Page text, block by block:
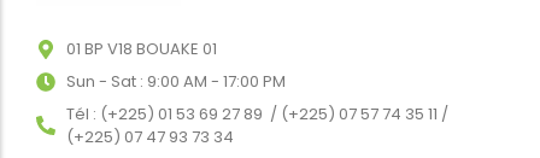
01 BP V18 BOUAKE 01
Sun - Sat : 9:00 AM - 17:00 PM
Tél : (+225) 01 53 69 27 89 / (+225) 07 57 74 35 11 /
(+225) 07 47 93 73 34